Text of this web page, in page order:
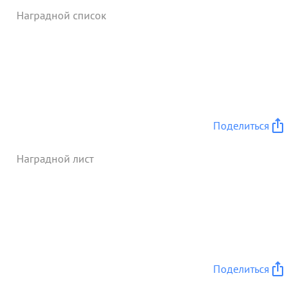
Наградной список
Поделиться
Наградной лист
Поделиться